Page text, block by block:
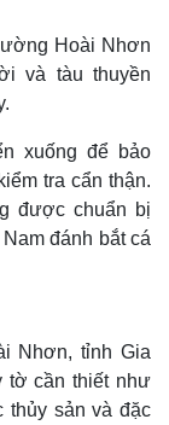
Hoài Nhơn
và tàu thuyền
xuống để bảo
tra cẩn thận.
được chuẩn bị
đánh bắt cá
Nhơn, tỉnh Gia
tờ cần thiết như
thủy sản và đặc